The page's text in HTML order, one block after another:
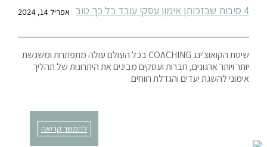
4 סיבות שבזכותן אימון עסקי עובד כל כך טוב אפריל 14, 2024
שיטת הקואוצ'ינג COACHING בכל העולם עולה מתפתחת ומשגשת.
יותר ויותר ארגונים, חברות ועסקים מבינים את היתרונות של תהליך
אימוני להשגת יעדים והגדלת רווחים.
להמשך קריאה